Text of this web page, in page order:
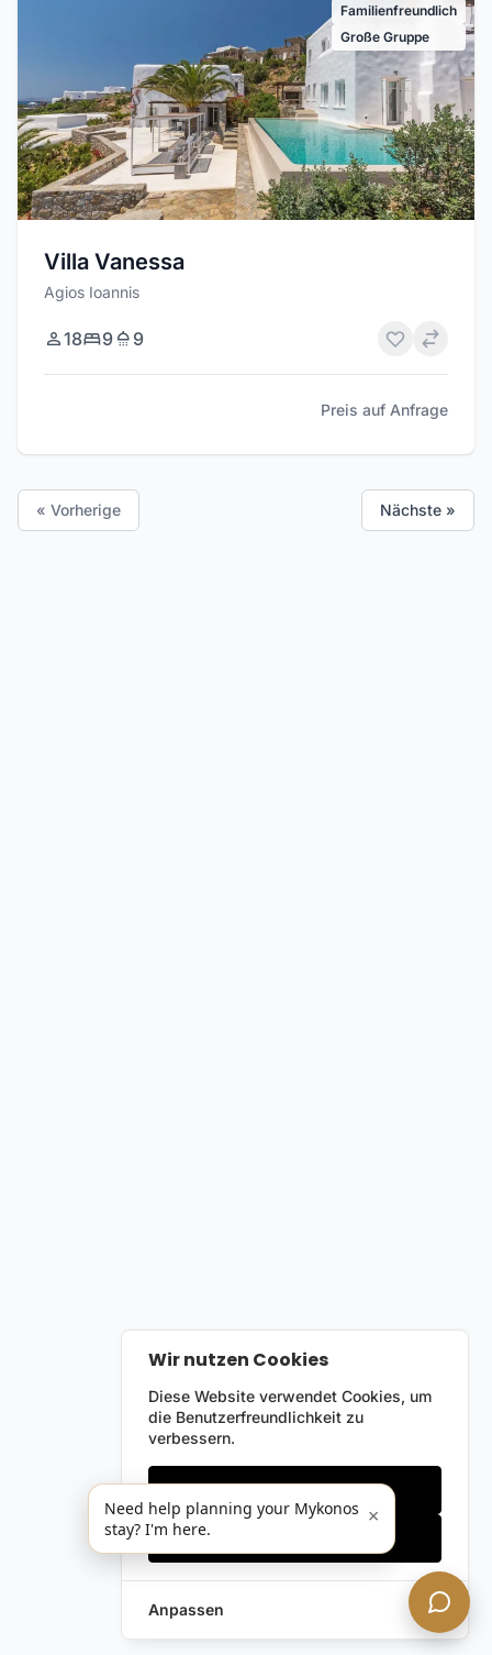
Familienfreundlich
Große Gruppe
Villa Vanessa
Agios Ioannis
18 9 9
Preis auf Anfrage
« Vorherige Nächste »
Wir nutzen Cookies
Diese Website verwendet Cookies, um
die Benutzerfreundlichkeit zu
verbessern.
Nur notwendige
Anpassen
Need help planning your Mykonos
stay? I'm here.
×